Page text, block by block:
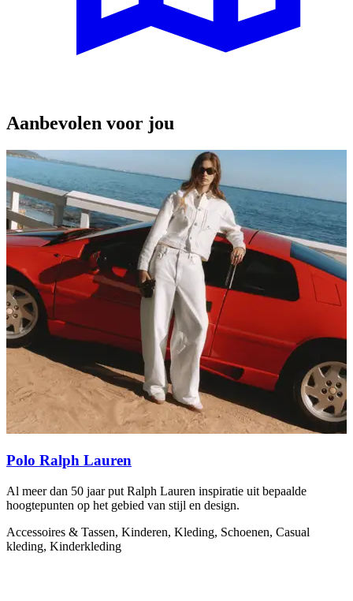
Aanbevolen voor jou
Polo Ralph Lauren
Al meer dan 50 jaar put Ralph Lauren inspiratie uit bepaalde
hoogtepunten op het gebied van stijl en design.
Accessoires & Tassen, Kinderen, Kleding, Schoenen, Casual
kleding, Kinderkleding